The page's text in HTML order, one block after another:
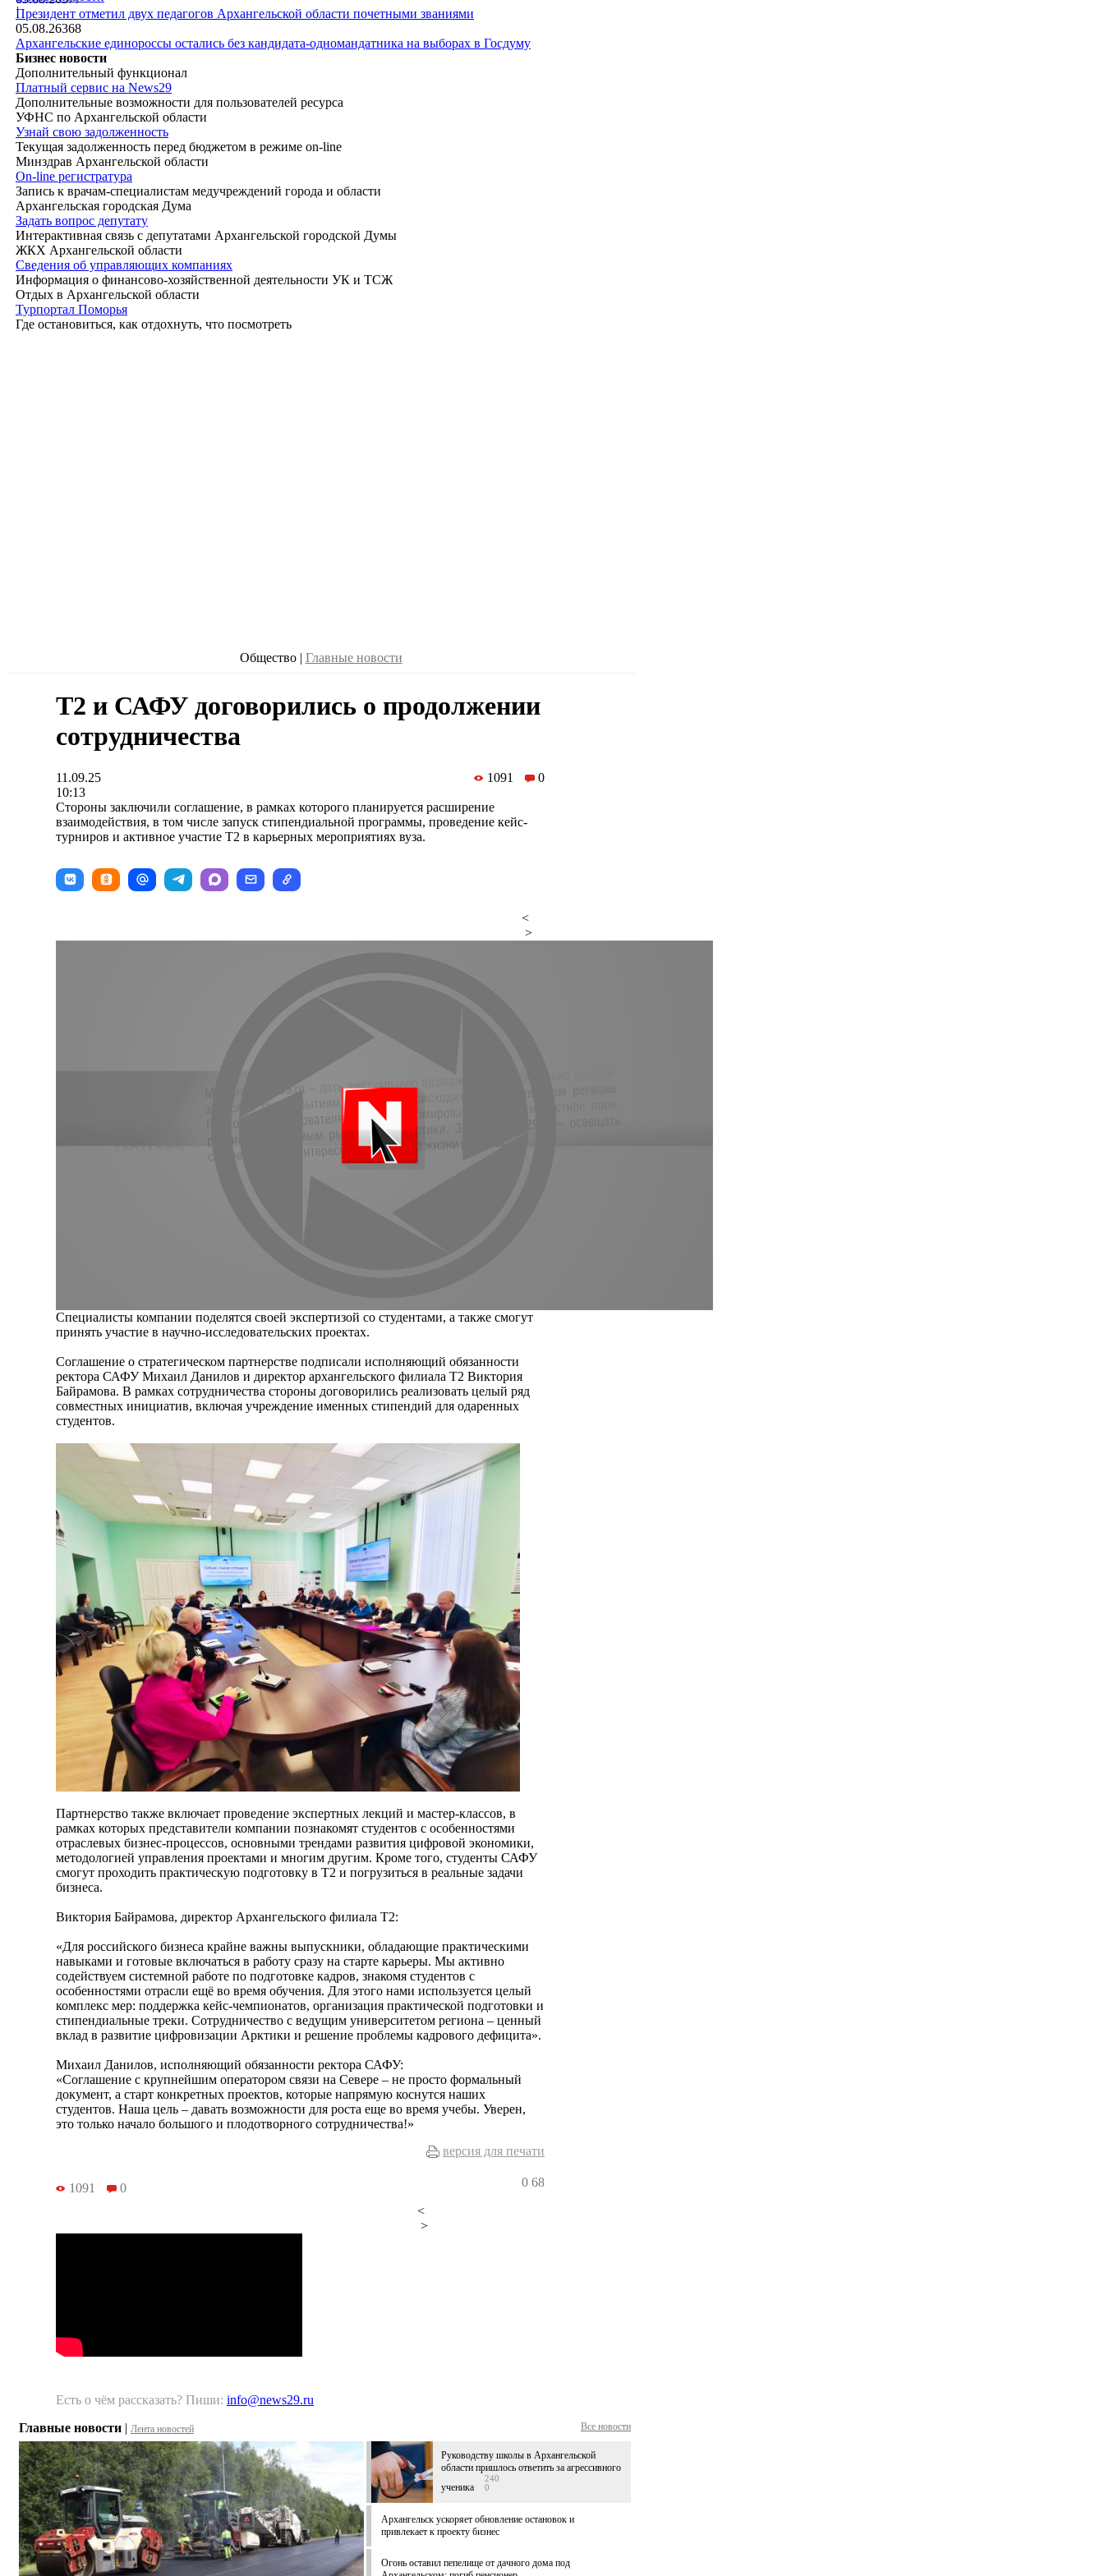
|
Президент отметил двух педагогов Архангельской области почетными званиями
05.08.26368
Архангельские единороссы остались без кандидата-одномандатника на выборах в Госдуму
Бизнес новости
Дополнительный функционал
Платный сервис на News29
Дополнительные возможности для пользователей ресурса
УФНС по Архангельской области
Узнай свою задолженность
Текущая задолженность перед бюджетом в режиме on-line
Минздрав Архангельской области
On-line регистратура
Запись к врачам-специалистам медучреждений города и области
Архангельская городская Дума
Задать вопрос депутату
Интерактивная связь с депутатами Архангельской городской Думы
ЖКХ Архангельской области
Сведения об управляющих компаниях
Информация о финансово-хозяйственной деятельности УК и ТСЖ
Отдых в Архангельской области
Турпортал Поморья
Где остановиться, как отдохнуть, что посмотреть
Общество | Главные новости
T2 и САФУ договорились о продолжении
сотрудничества
11.09.25
10:13
1091 0
Стороны заключили соглашение, в рамках которого планируется расширение
взаимодействия, в том числе запуск стипендиальной программы, проведение кейс-
турниров и активное участие Т2 в карьерных мероприятиях вуза.
<
>
Специалисты компании поделятся своей экспертизой со студентами, а также смогут
принять участие в научно-исследовательских проектах.
Соглашение о стратегическом партнерстве подписали исполняющий обязанности
ректора САФУ Михаил Данилов и директор архангельского филиала T2 Виктория
Байрамова. В рамках сотрудничества стороны договорились реализовать целый ряд
совместных инициатив, включая учреждение именных стипендий для одаренных
студентов.
Партнерство также включает проведение экспертных лекций и мастер-классов, в
рамках которых представители компании познакомят студентов с особенностями
отраслевых бизнес-процессов, основными трендами развития цифровой экономики,
методологией управления проектами и многим другим. Кроме того, студенты САФУ
смогут проходить практическую подготовку в T2 и погрузиться в реальные задачи
бизнеса.
Виктория Байрамова, директор Архангельского филиала Т2:
«Для российского бизнеса крайне важны выпускники, обладающие практическими
навыками и готовые включаться в работу сразу на старте карьеры. Мы активно
содействуем системной работе по подготовке кадров, знакомя студентов с
особенностями отрасли ещё во время обучения. Для этого нами используется целый
комплекс мер: поддержка кейс-чемпионатов, организация практической подготовки и
стипендиальные треки. Сотрудничество с ведущим университетом региона – ценный
вклад в развитие цифровизации Арктики и решение проблемы кадрового дефицита».
Михаил Данилов, исполняющий обязанности ректора САФУ:
«Соглашение с крупнейшим оператором связи на Севере – не просто формальный
документ, а старт конкретных проектов, которые напрямую коснутся наших
студентов. Наша цель – давать возможности для роста еще во время учебы. Уверен,
это только начало большого и плодотворного сотрудничества!»
версия для печати
1091 0 0 68
<
>
Есть о чём рассказать? Пиши: info@news29.ru
Главные новости | Лента новостей Все новости
Руководству школы в Архангельской
области пришлось ответить за агрессивного
ученика
240
0
Архангельск ускоряет обновление остановок и
привлекает к проекту бизнес
Огонь оставил пепелище от дачного дома под